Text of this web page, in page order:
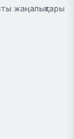
жаңалықтары